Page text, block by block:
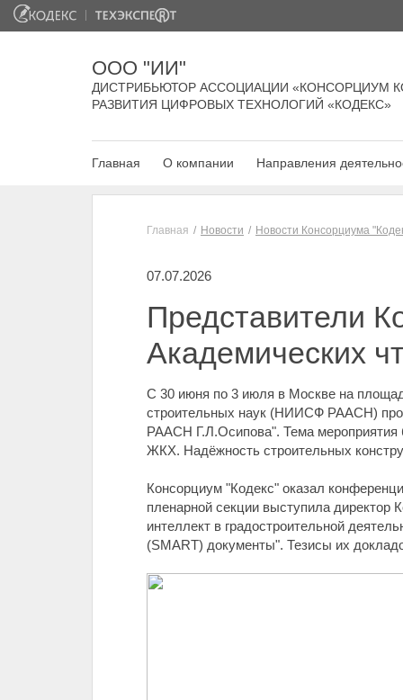
ООО "ИИ"
ДИСТРИБЬЮТОР АССОЦИАЦИИ «КОНСОРЦИУМ
РАЗВИТИЯ ЦИФРОВЫХ ТЕХНОЛОГИЙ «КОДЕКС»
Главная О компании Направления
Главная Новости Новости Консорциума
07.07.2026
Представители
Академических
С 30 июня по 3 июля в Москве на
строительных наук (НИИСФ РААСН)
РААСН Г.Л.Осипова". Тема мероприятия
ЖКХ. Надёжность строительных
Консорциум "Кодекс" оказал
пленарной секции выступила директор
интеллект в градостроительной
(SMART) документы". Тезисы их